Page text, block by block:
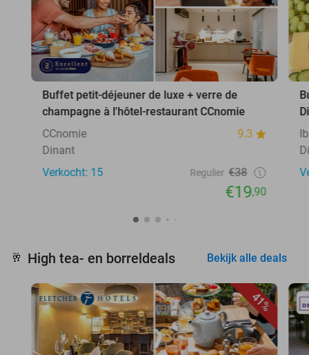
Buffet petit-déjeuner de luxe + verre de
champagne à l'hôtel-restaurant CCnomie
CCnomie
9.3
Dinant
Verkocht: 15
Regulier €38
€19,90
🥂 High tea- en borreldeals Bekijk alle deals
41%